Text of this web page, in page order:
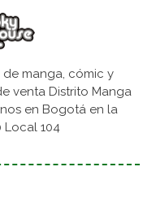
manga, cómic y
venta Distrito Manga
en Bogotá en la
Local 104